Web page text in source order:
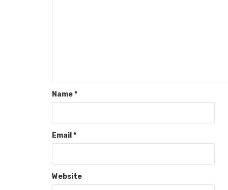
Name*
Email *
Website